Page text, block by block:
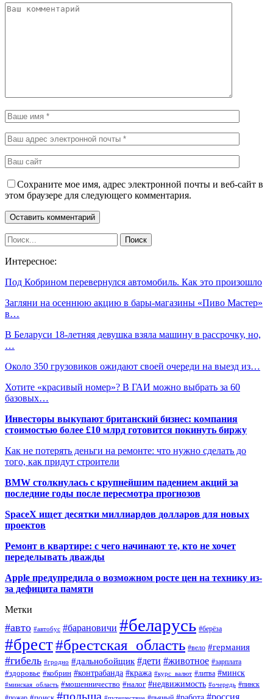
Сохраните мое имя, адрес электронной почты и веб-сайт в
этом браузере для следующего комментария.
Интересное:
Под Кобрином перевернулся автомобиль. Как это произошло
Загляни на осеннюю акцию в бары-магазины «Пиво Мастер»
в…
В Беларуси 18-летняя девушка взяла машину в рассрочку, но,
…
Около 350 грузовиков ожидают своей очереди на выезд из…
Хотите «красивый номер»? В ГАИ можно выбрать за 60
базовых…
Инвесторы выкупают британский бизнес: компания
стоимостью более £10 млрд готовится покинуть биржу
Как не потерять деньги на ремонте: что нужно сделать до
того, как придут строители
BMW столкнулась с крупнейшим падением акций за
последние годы после пересмотра прогнозов
SpaceX ищет десятки миллиардов долларов для новых
проектов
Ремонт в квартире: с чего начинают те, кто не хочет
переделывать дважды
Apple предупредила о возможном росте цен на технику из-
за дефицита памяти
Метки
#авто #автобус #барановичи #беларусь #берёза
#брест#брестская_область #вело #германия
#гибель #гродно #дальнобойщик #дети #животное #зарплата
#здоровье #кобрин #контрабанда #кража #курс_валют #литва #минск
#минская_область #мошенничество #налог #недвижимость #очередь #пинск
#польша